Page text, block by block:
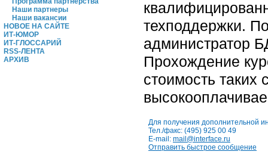
Наши партнеры
Наши вакансии
НОВОЕ НА САЙТЕ
ИТ-ЮМОР
ИТ-ГЛОССАРИЙ
RSS-ЛЕНТА
АРХИВ
техподдержки.
администратор
Прохождение
стоимость
Для получения дополнительной
Тел./факс: (495) 925 00 49
E-mail: mail@interface.ru
Отправить быстрое сообщение